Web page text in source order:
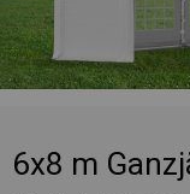
6x8 m